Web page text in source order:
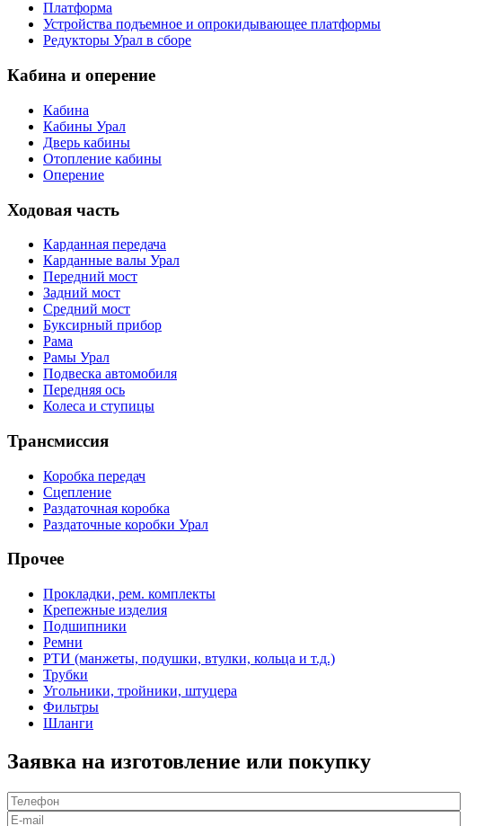
Платформа
Устройства подъемное и опрокидывающее платформы
Редукторы Урал в сборе
Кабина и оперение
Кабина
Кабины Урал
Дверь кабины
Отопление кабины
Оперение
Ходовая часть
Карданная передача
Карданные валы Урал
Передний мост
Задний мост
Средний мост
Буксирный прибор
Рама
Рамы Урал
Подвеска автомобиля
Передняя ось
Колеса и ступицы
Трансмиссия
Коробка передач
Сцепление
Раздаточная коробка
Раздаточные коробки Урал
Прочее
Прокладки, рем. комплекты
Крепежные изделия
Подшипники
Ремни
РТИ (манжеты, подушки, втулки, кольца и т.д.)
Трубки
Угольники, тройники, штуцера
Фильтры
Шланги
Заявка на изготовление или покупку
Телефон
E-mail